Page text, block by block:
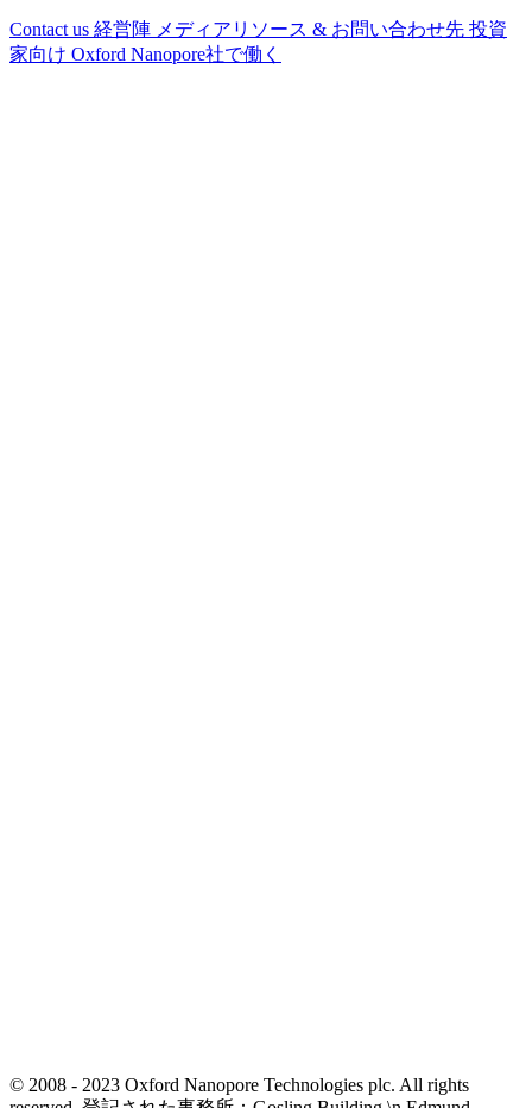
Contact us 経営陣 メディアリソース & お問い合わせ先 投資
家向け Oxford Nanopore社で働く
© 2008 - 2023 Oxford Nanopore Technologies plc. All rights